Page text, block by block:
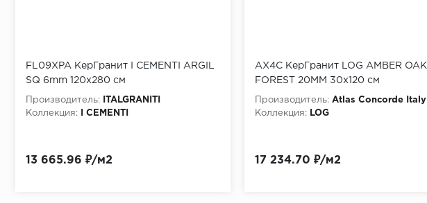
FL09XPA КерГранит I CEMENTI ARGIL
SQ 6mm 120x280 см
Производитель:
ITALGRANITI
Коллекция:
I CEMENTI
13 665.96 ₽/м2
AX4C КерГранит LOG AMBER OAK
FOREST 20MM 30x120 см
Производитель: Atlas Concorde Italy
Коллекция:
LOG
17 234.70 ₽/м2